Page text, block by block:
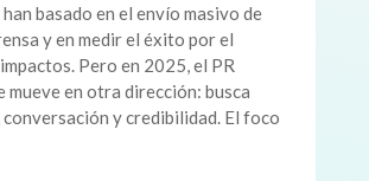
basado en el envío masivo de
y en medir el éxito por el
Pero en 2025, el PR
mueve en otra dirección: busca
y credibilidad. El foco